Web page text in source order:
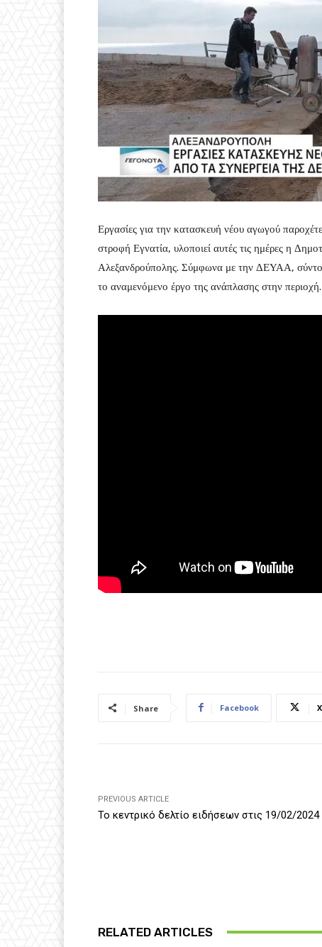
Εργασίες για την κατασκευή νέου αγωγού
στροφή Εγνατία, υλοποιεί αυτές τις ημέρες η
Αλεξανδρούπολης. Σύμφωνα με την ΔΕΥΑΑ,
το αναμενόμενο έργο της ανάπλασης στην περιοχή.
Share Facebook X
PREVIOUS ARTICLE
Το κεντρικό δελτίο ειδήσεων στις 19/02/2024
RELATED ARTICLES